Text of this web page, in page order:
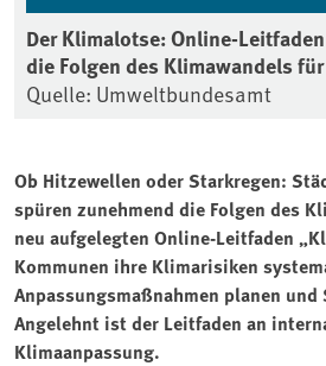
Der Klimalotse: Online-
die Folgen des Klimawandels
Quelle: Umweltbundesamt
Ob Hitzewellen oder Starkregen:
spüren zunehmend die Folgen des
neu aufgelegten Online-Leitfaden
Kommunen ihre Klimarisiken
Anpassungsmaßnahmen planen
Angelehnt ist der Leitfaden an
Klimaanpassung.